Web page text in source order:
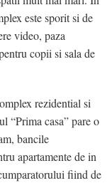
este sporit si de
video, paza
copii si sala de
rezidential si
“Prima casa” pare o
bancile
apartamente de in
fiind de